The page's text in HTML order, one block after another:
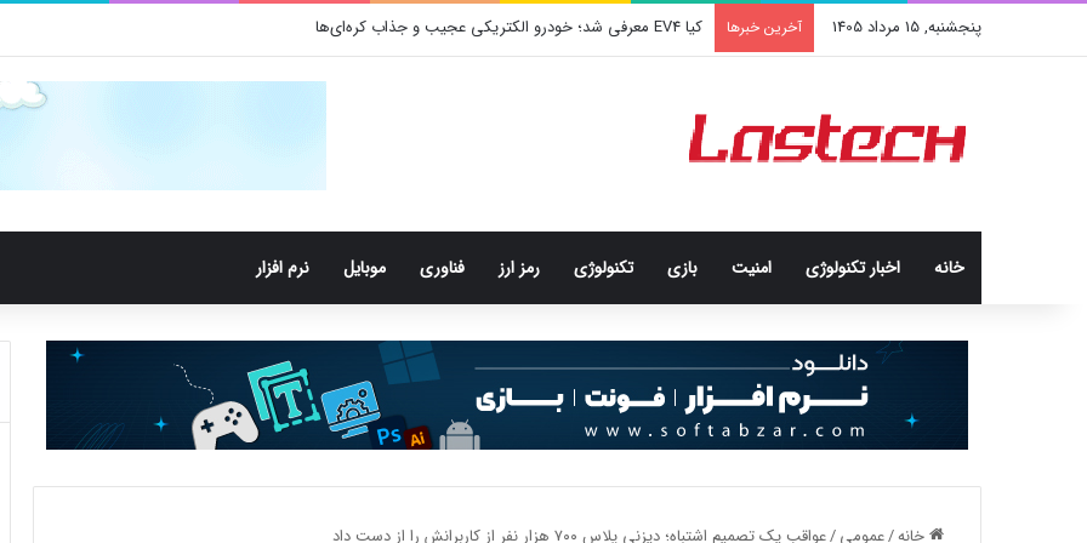
پنجشنبه, 15 مرداد 1405 آخرین خبرها کیا EV4 معرفی شد؛ خودرو الکتریکی عجیب و جذاب کره‌ای‌ها
خانه اخبار تکنولوژی امنيت بازی تکنولوژی رمز ارز فناوری موبایل نرم افزار
خانه/عمومی/عواقب یک تصمیم اشتباه؛ دیزنی پلاس ۷۰۰ هزار نفر از کاربرانش را از دست داد